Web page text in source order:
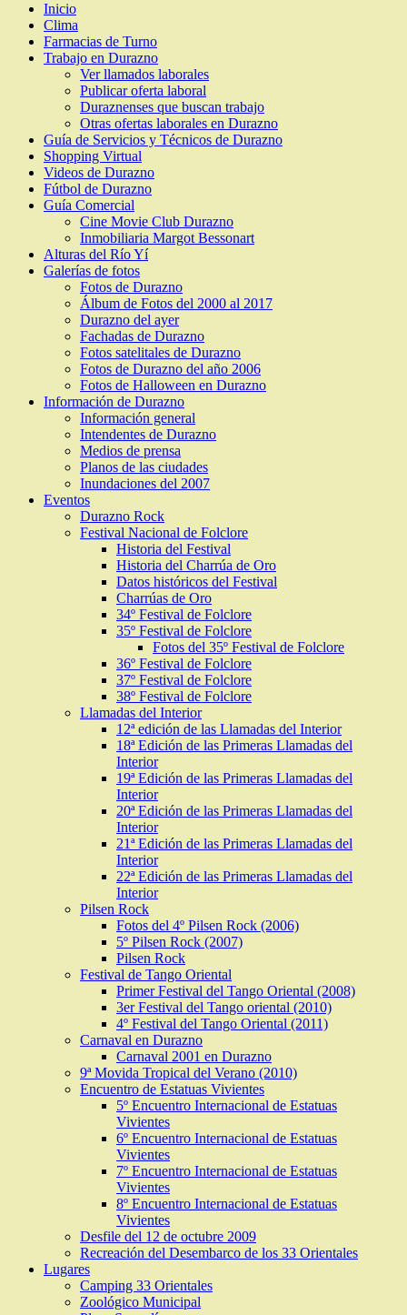
Inicio
Clima
Farmacias de Turno
Trabajo en Durazno
Ver llamados laborales
Publicar oferta laboral
Duraznenses que buscan trabajo
Otras ofertas laborales en Durazno
Guía de Servicios y Técnicos de Durazno
Shopping Virtual
Videos de Durazno
Fútbol de Durazno
Guía Comercial
Cine Movie Club Durazno
Inmobiliaria Margot Bessonart
Alturas del Río Yí
Galerías de fotos
Fotos de Durazno
Álbum de Fotos del 2000 al 2017
Durazno del ayer
Fachadas de Durazno
Fotos satelitales de Durazno
Fotos de Durazno del año 2006
Fotos de Halloween en Durazno
Información de Durazno
Información general
Intendentes de Durazno
Medios de prensa
Planos de las ciudades
Inundaciones del 2007
Eventos
Durazno Rock
Festival Nacional de Folclore
Historia del Festival
Historia del Charrúa de Oro
Datos históricos del Festival
Charrúas de Oro
34º Festival de Folclore
35º Festival de Folclore
Fotos del 35º Festival de Folclore
36º Festival de Folclore
37º Festival de Folclore
38º Festival de Folclore
Llamadas del Interior
12ª edición de las Llamadas del Interior
18ª Edición de las Primeras Llamadas del
Interior
19ª Edición de las Primeras Llamadas del
Interior
20ª Edición de las Primeras Llamadas del
Interior
21ª Edición de las Primeras Llamadas del
Interior
22ª Edición de las Primeras Llamadas del
Interior
Pilsen Rock
Fotos del 4º Pilsen Rock (2006)
5º Pilsen Rock (2007)
Pilsen Rock
Festival de Tango Oriental
Primer Festival del Tango Oriental (2008)
3er Festival del Tango oriental (2010)
4º Festival del Tango Oriental (2011)
Carnaval en Durazno
Carnaval 2001 en Durazno
9ª Movida Tropical del Verano (2010)
Encuentro de Estatuas Vivientes
5º Encuentro Internacional de Estatuas
Vivientes
6º Encuentro Internacional de Estatuas
Vivientes
7º Encuentro Internacional de Estatuas
Vivientes
8º Encuentro Internacional de Estatuas
Vivientes
Desfile del 12 de octubre 2009
Recreación del Desembarco de los 33 Orientales
Lugares
Camping 33 Orientales
Zoológico Municipal